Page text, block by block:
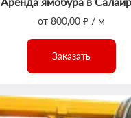
от 800,00 ₽ / м
Заказать